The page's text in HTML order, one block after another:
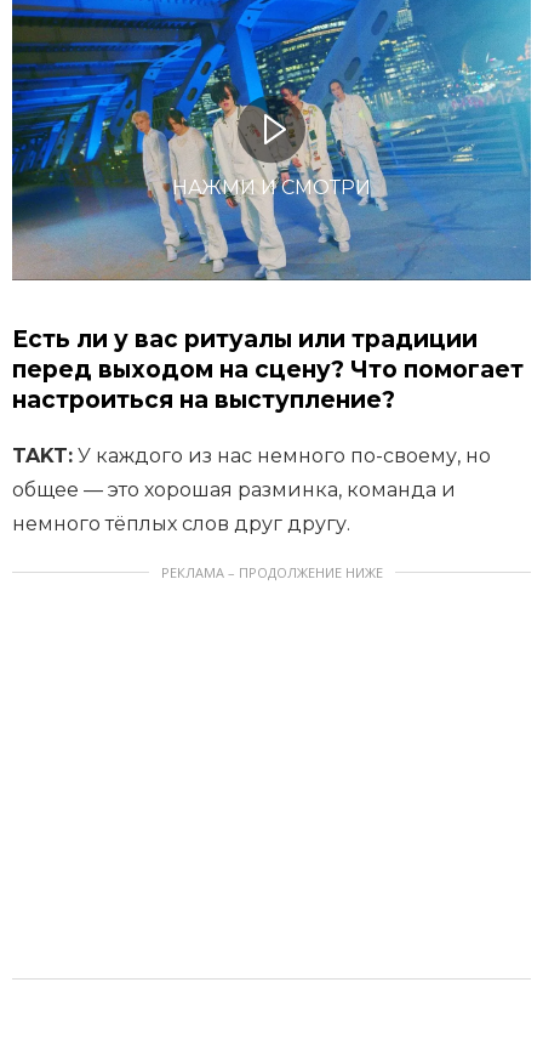
НАЖМИ И СМОТРИ
Есть ли у вас ритуалы или традиции
перед выходом на сцену? Что помогает
настроиться на выступление?
TAKT: У каждого из нас немного по-своему, но
общее — это хорошая разминка, команда и
немного тёплых слов друг другу.
РЕКЛАМА – ПРОДОЛЖЕНИЕ НИЖЕ